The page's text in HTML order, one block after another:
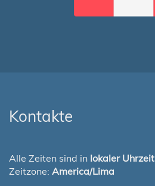
Kontakte
Alle Zeiten sind in lokaler Uhrzeit
Zeitzone: America/Lima